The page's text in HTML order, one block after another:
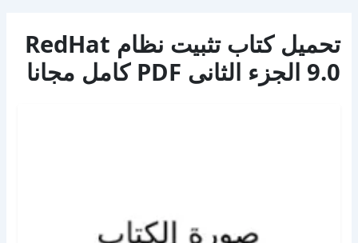
تحميل كتاب تثبيت نظام RedHat
9.0 الجزء الثانى PDF كامل مجانا